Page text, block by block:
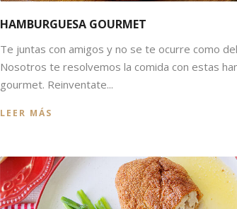
HAMBURGUESA GOURMET
Te juntas con amigos y no se te ocurre como
Nosotros te resolvemos la comida con estas
gourmet. Reinventate...
LEER MÁS